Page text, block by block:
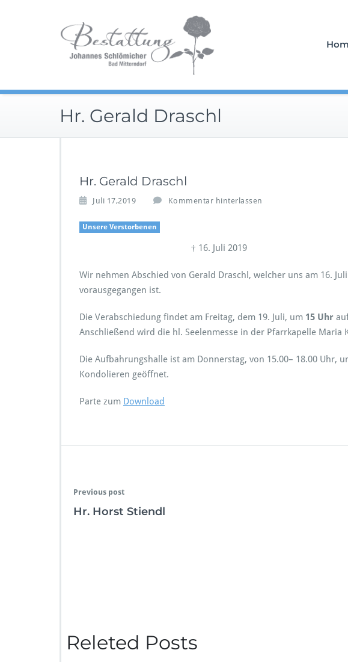
Hr. Gerald Draschl
Hr. Gerald Draschl
Juli 17,2019 Kommentar hinterlassen
Unsere Verstorbenen
† 16. Juli 2019
Wir nehmen Abschied von Gerald Draschl, welcher uns am 16.
vorausgegangen ist.
Die Verabschiedung findet am Freitag, dem 19. Juli, um 15 Uhr
Anschließend wird die hl. Seelenmesse in der Pfarrkapelle Maria
Die Aufbahrungshalle ist am Donnerstag, von 15.00– 18.00 Uhr,
Kondolieren geöffnet.
Parte zum Download
Previous post
Hr. Horst Stiendl
Releted Posts